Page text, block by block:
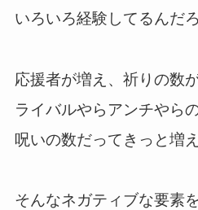
いろいろ経験してるんだ
応援者が増え、祈りの数
ライバルやらアンチやら
呪いの数だってきっと増
そんなネガティブな要素を